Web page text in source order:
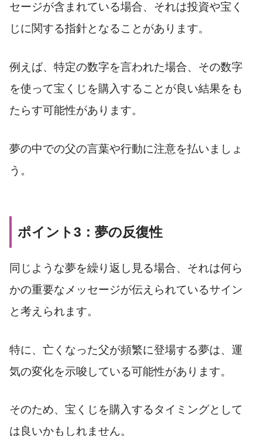
セージが含まれている場合、それは投資や宝く
じに関する指針となることがあります。
例えば、特定の数字を言われた場合、その数字
を使って宝くじを購入することが良い結果をも
たらす可能性があります。
夢の中での父の言葉や行動に注意を払いましょ
う。
ポイント3：夢の反復性
同じような夢を繰り返し見る場合、それは何ら
かの重要なメッセージが伝えられているサイン
と考えられます。
特に、亡くなった父が頻繁に登場する夢は、運
気の変化を示唆している可能性があります。
そのため、宝くじを購入するタイミングとして
は良いかもしれません。